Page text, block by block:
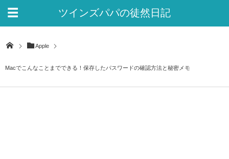
ツインズパパの徒然日記
Apple
Macでこんなことまでできる！保存したパスワードの確認方法と秘密メモ